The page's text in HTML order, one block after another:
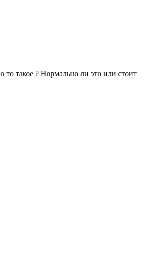
такое ? Нормально ли это или стоит